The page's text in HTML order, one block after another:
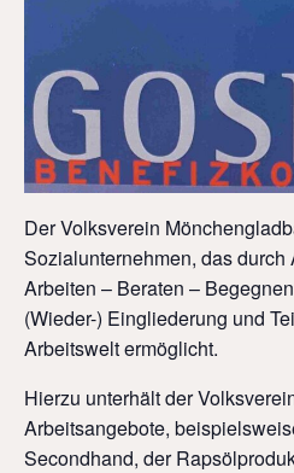
Der Volksverein
Sozialunternehmen, das durch
Arbeiten – Beraten –
(Wieder-) Eingliederung und
Arbeitswelt ermöglicht.
Hierzu unterhält der
Arbeitsangebote,
Secondhand, der